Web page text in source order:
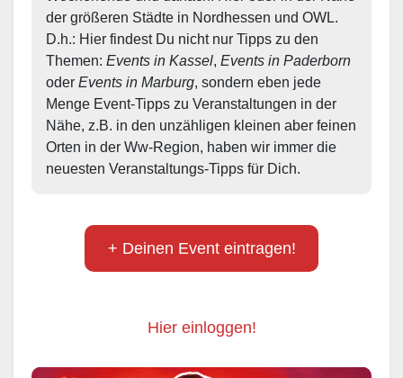
der größeren Städte in Nordhessen und OWL.
D.h.: Hier findest Du nicht nur Tipps zu den
Themen: Events in Kassel, Events in Paderborn
oder Events in Marburg, sondern eben jede
Menge Event-Tipps zu Veranstaltungen in der
Nähe, z.B. in den unzähligen kleinen aber feinen
Orten in der Ww-Region, haben wir immer die
neuesten Veranstaltungs-Tipps für Dich.
+ Deinen Event eintragen!
Hier einloggen!